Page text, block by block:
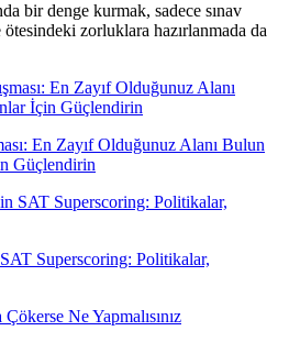
bir denge kurmak, sadece sınav
zorluklara hazırlanmada da
En Zayıf Olduğunuz Alanı Bulun
Güçlendirin
Superscoring: Politikalar,